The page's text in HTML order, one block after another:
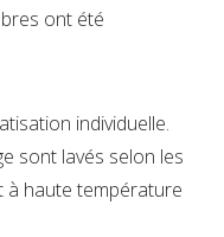
ont été
individuelle.
sont lavés selon les
à haute température